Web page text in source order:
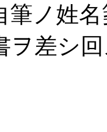
筆ノ姓
ヲ差シ